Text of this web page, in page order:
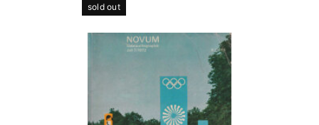
sold out